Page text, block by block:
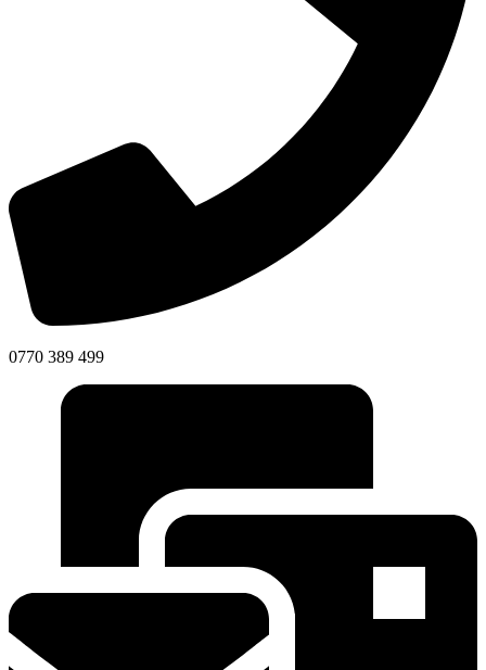
0770 389 499